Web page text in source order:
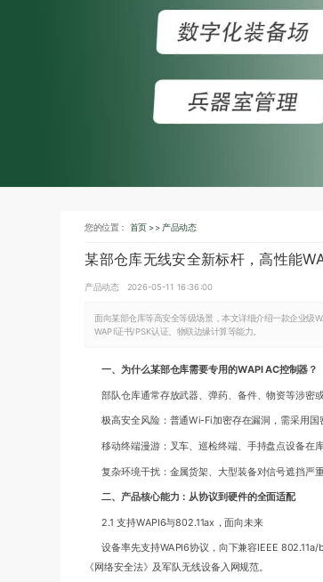
您的位置： 首页 >> 产品动态
某部仓库无线安全新标杆，高性能
产品动态 2026-05-11 16:36:00
面向某部仓库等高安全等级场景，本文详细介绍一款企业级
WAPI证书/PSK认证、物联边缘计算等能力。
一、为什么某部仓库需要专用的WAPI AC控制器？
部队仓库通常存放武器、弹药、备件、物资等涉密
极高安全风险：普通Wi-Fi加密存在漏洞，需采用国
移动终端漫游：叉车、巡检终端、手持盘点设备在
复杂环境干扰：金属货架、大型装备对信号遮挡严
二、产品核心能力：从协议到硬件的全面适配
2.1 支持WAPI6与802.11ax，面向未来
设备率先支持WAPI6协议，向下兼容IEEE
《网络安全法》及军队无线设备入网规范。